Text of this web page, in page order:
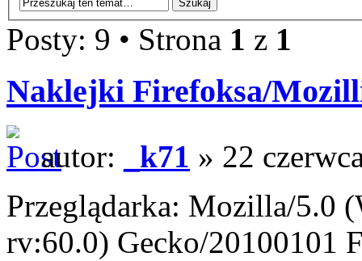
Posty: 9 • Strona 1 z 1
Naklejki Firefoksa/
autor: _k71 » 22
Przeglądarka: Mozilla/5.0
rv:60.0) Gecko/20100101